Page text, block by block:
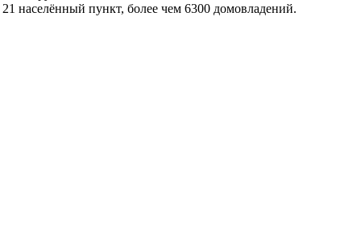
населённый пункт, более чем 6300 домовладений.